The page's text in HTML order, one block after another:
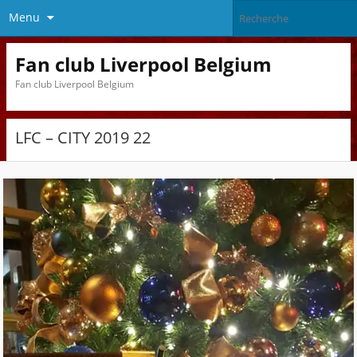
Menu
Fan club Liverpool Belgium
Fan club Liverpool Belgium
LFC – CITY 2019 22